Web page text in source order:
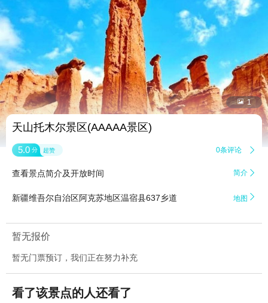
 1
天山托木尔景区(AAAAA景区)
5.0 分 超赞 0条评论 
查看景点简介及开放时间 简介 
新疆维吾尔自治区阿克苏地区温宿县637乡道 地图 
暂无报价
暂无门票预订，我们正在努力补充
看了该景点的人还看了